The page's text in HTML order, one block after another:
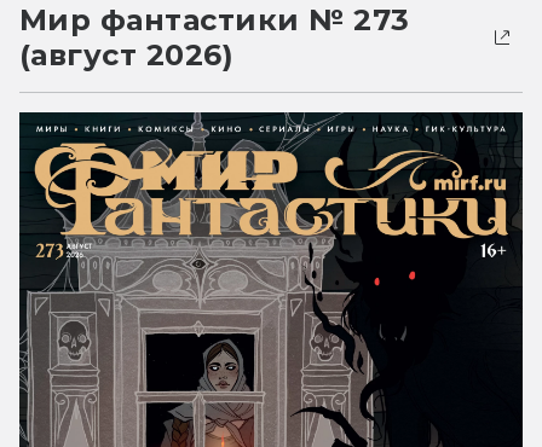
Мир фантастики № 273
(август 2026)